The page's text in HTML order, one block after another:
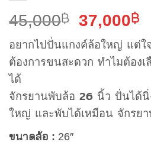
45,000฿
Original
price
was:
45,000฿.
37,000 ฿
อยากไปปั่นแกงค์ล้อใหญ่ แต่ใ
ต้องการขนสะดวก ทำไมต้อง
ได้
จักรยานพับล้อ 26 นิ้ว ปั่นได้นิ่
ใหญ่ และพับได้เหมือน จักรย
ขนาดล้อ : 26″